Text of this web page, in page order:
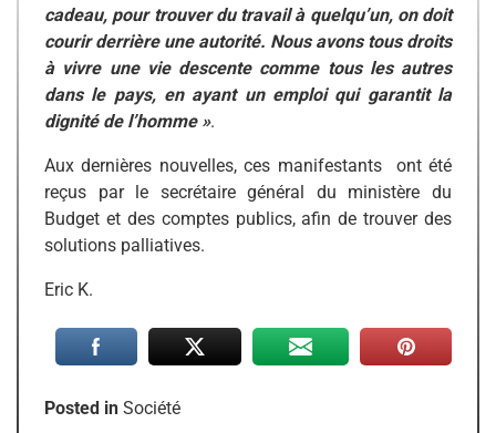
cadeau, pour trouver du travail à quelqu’un, on doit
courir derrière une autorité. Nous avons tous droits
à vivre une vie descente comme tous les autres
dans le pays, en ayant un emploi qui garantit la
dignité de l’homme ».
Aux dernières nouvelles, ces manifestants ont été
reçus par le secrétaire général du ministère du
Budget et des comptes publics, afin de trouver des
solutions palliatives.
Eric K.
Posted in Société